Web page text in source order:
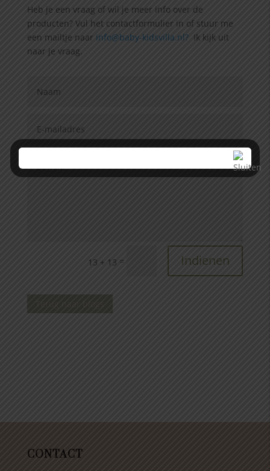
Heb je een vraag of wil je meer info over de
producten? Vul het contactformulier in of stuur me
een mailtje naar info@baby-kidsvilla.nl?Ik kijk uit
naar je vraag.
13 + 13 = Indienen
Terug naar blogs
CONTACT